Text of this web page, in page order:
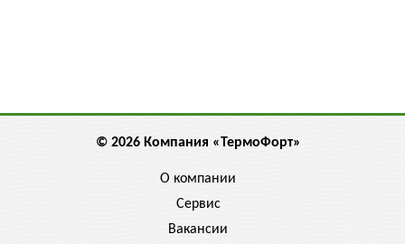
© 2026 Компания «ТермоФорт»
О компании
Сервис
Вакансии